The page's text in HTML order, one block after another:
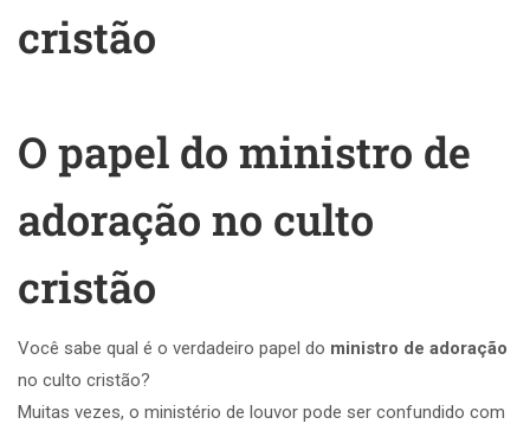
cristão
O papel do ministro de
adoração no culto
cristão
Você sabe qual é o verdadeiro papel do ministro de adoração
no culto cristão?
Muitas vezes, o ministério de louvor pode ser confundido com